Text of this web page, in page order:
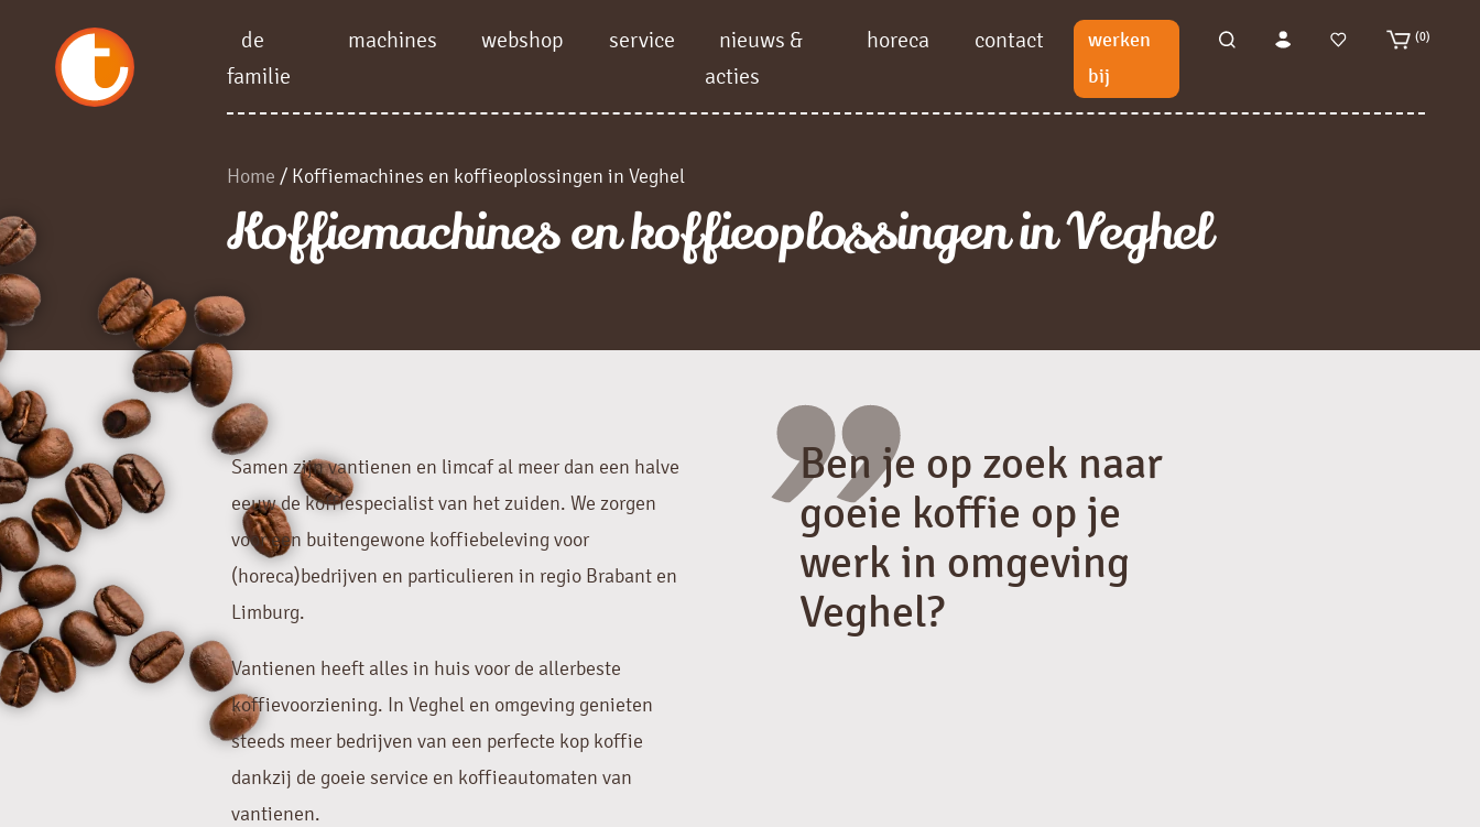
de
familie
machines webshop service
nieuws &
acties
horeca contact
werken
bij
(0)
Home / Koffiemachines en koffieoplossingen in Veghel
Koffiemachines en koffieoplossingen in Veghel
Samen zijn vantienen en limcaf al meer dan een halve
eeuw de koffiespecialist van het zuiden. We zorgen
voor een buitengewone koffiebeleving voor
(horeca)bedrijven en particulieren in regio Brabant en
Limburg.
Vantienen heeft alles in huis voor de allerbeste
koffievoorziening. In Veghel en omgeving genieten
steeds meer bedrijven van een perfecte kop koffie
dankzij de goeie service en koffieautomaten van
vantienen.
"
Ben je op zoek naar
goeie koffie op je
werk in omgeving
Veghel?